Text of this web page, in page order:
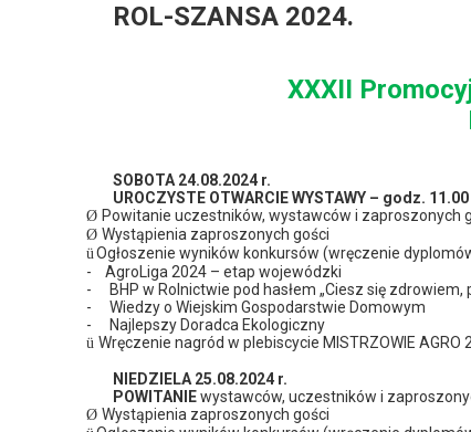
ROL-SZANSA 2024.
XXXII
SOBOTA 24.08.2024 r.
UROCZYSTE OTWARCIE WYSTAWY – godz. 11.00
Ø Powitanie uczestników, wystawców i zaproszonych
Ø Wystąpienia zaproszonych gości
üOgłoszenie wyników konkursów (wręczenie
-
AgroLiga 2024 – etap wojewódzki
-
BHP w Rolnictwie pod hasłem „Ciesz się
-
Wiedzy o Wiejskim Gospodarstwie Domowym
-
Najlepszy Doradca Ekologiczny
ü Wręczenie nagród w plebiscycie MISTRZOWIE AGRO
NIEDZIELA 25.08.2024 r.
POWITANIEwystawców, uczestników i
Ø Wystąpienia zaproszonych gości